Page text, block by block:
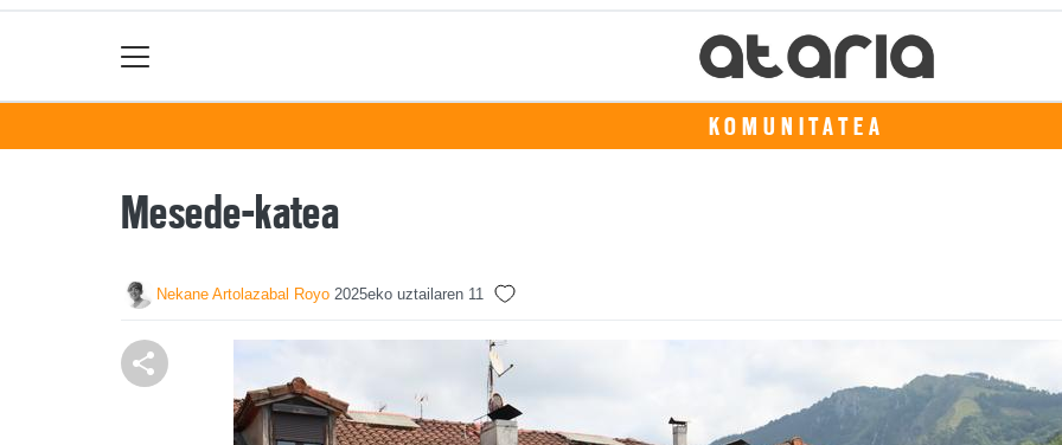
KOMUNITATEA
Mesede-katea
Nekane Artolazabal Royo 2025eko uztailaren 11